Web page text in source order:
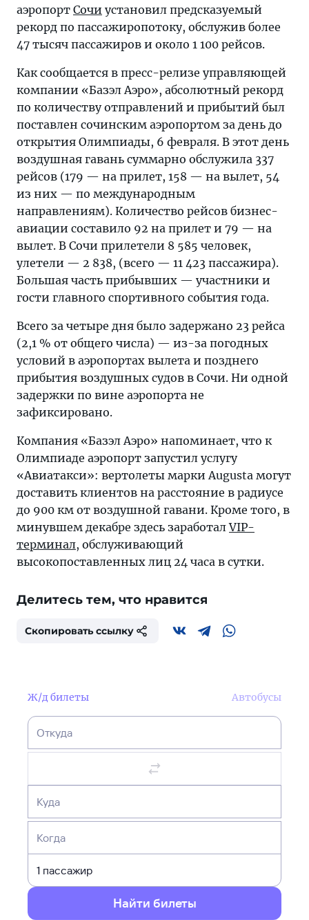
аэропорт Сочи установил предсказуемый
рекорд по пассажиропотоку, обслужив более
47 тысяч пассажиров и около 1 100 рейсов.
Как сообщается в пресс-релизе управляющей
компании «Базэл Аэро», абсолютный рекорд
по количеству отправлений и прибытий был
поставлен сочинским аэропортом за день до
открытия Олимпиады, 6 февраля. В этот день
воздушная гавань суммарно обслужила 337
рейсов (179 — на прилет, 158 — на вылет, 54
из них — по международным
направлениям). Количество рейсов бизнес-
авиации составило 92 на прилет и 79 — на
вылет. В Сочи прилетели 8 585 человек,
улетели — 2 838, (всего — 11 423 пассажира).
Большая часть прибывших — участники и
гости главного спортивного события года.
Всего за четыре дня было задержано 23 рейса
(2,1 % от общего числа) — из-за погодных
условий в аэропортах вылета и позднего
прибытия воздушных судов в Сочи. Ни одной
задержки по вине аэропорта не
зафиксировано.
Компания «Базэл Аэро» напоминает, что к
Олимпиаде аэропорт запустил услугу
«Авиатакси»: вертолеты марки Augusta могут
доставить клиентов на расстояние в радиусе
до 900 км от воздушной гавани. Кроме того, в
минувшем декабре здесь заработалVIP-
терминал, обслуживающий
высокопоставленных лиц 24 часа в сутки.
Делитесь тем, что нравится
Скопировать ссылку
Ж/д билеты Автобусы
Откуда
Куда
Когда
Найти билеты